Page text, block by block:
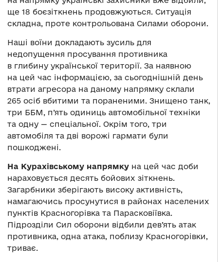
ще 18 боєзіткнень продовжуються. Ситуація
складна, проте контрольована Силами оборони.
Наші воїни докладають зусиль для
недопущення просування противника
в глибину української території. За наявною
на цей час інформацією, за сьогоднішній день
втрати агресора на даному напрямку склали
265 осіб вбитими та пораненими. Знищено танк,
три ББМ, п’ять одиниць автомобільної техніки
та одну — спеціальної. Окрім того, три
автомобіля та дві ворожі гармати були
пошкоджені.
На Курахівському напрямку на цей час доби
нараховується десять бойових зіткнень.
Загарбники зберігають високу активність,
намагаючись просунутися в районах населених
пунктів Красногорівка та Парасковіївка.
Підрозділи Сил оборони відбили дев’ять атак
противника, одна атака, поблизу Красногорівки,
триває.